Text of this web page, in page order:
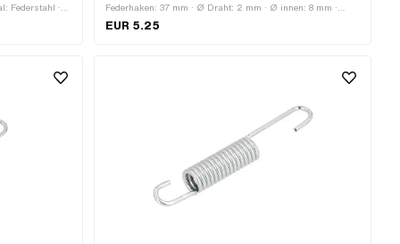
Federstahl ·
Federhaken: 37 mm · Ø Draht: 2 mm · Ø innen: 8 mm ·
Hersteller: Made in Italy · Ø aussen: 12 mm · Gesamtlänge:
EUR 5.25